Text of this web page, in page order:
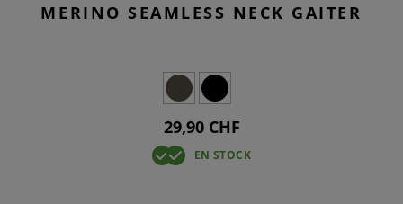
MERINO SEAMLESS NECK GAITER
29,90 CHF
EN STOCK